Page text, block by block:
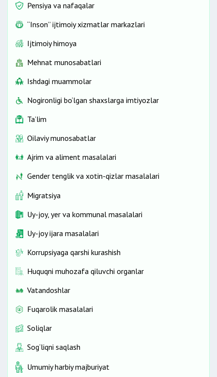
Pensiya va nafaqalar
“Inson” ijtimoiy xizmatlar markazlari
Ijtimoiy himoya
Mehnat munosabatlari
Ishdagi muammolar
Nogironligi bo‘lgan shaxslarga imtiyozlar
Ta’lim
Oilaviy munosabatlar
Ajrim va aliment masalalari
Gender tenglik va xotin-qizlar masalalari
Migratsiya
Uy-joy, yer va kommunal masalalari
Uy-joy ijara masalalari
Korrupsiyaga qarshi kurashish
Huquqni muhozafa qiluvchi organlar
Vatandoshlar
Fuqarolik masalalari
Soliqlar
Sog‘liqni saqlash
Umumiy harbiy majburiyat